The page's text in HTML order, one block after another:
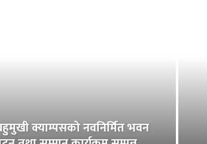
क्याम्पसको नवनिर्मित भवन